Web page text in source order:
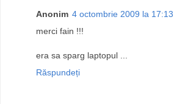
Anonim 4 octombrie 2009 la 17:13
merci fain !!!
era sa sparg laptopul ...
Răspundeți